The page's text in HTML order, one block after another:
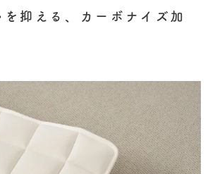
抑える、カーボナイズ加